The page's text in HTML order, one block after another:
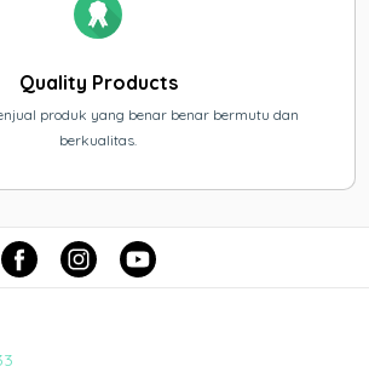
Quality Products
produk yang benar benar bermutu dan
berkualitas.